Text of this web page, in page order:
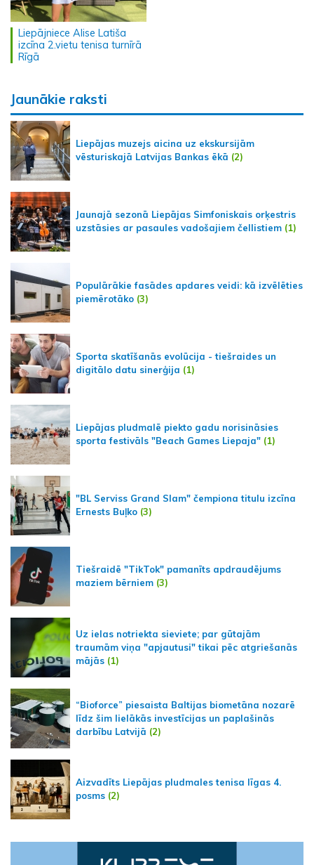
Liepājniece Alise Latiša
izcīna 2.vietu tenisa turnīrā
Rīgā
Jaunākie raksti
Liepājas muzejs aicina uz ekskursijām
vēsturiskajā Latvijas Bankas ēkā (2)
Jaunajā sezonā Liepājas Simfoniskais orķestris
uzstāsies ar pasaules vadošajiem čellistiem (1)
Populārākie fasādes apdares veidi: kā izvēlēties
piemērotāko (3)
Sporta skatīšanās evolūcija - tiešraides un
digitālo datu sinerģija (1)
Liepājas pludmalē piekto gadu norisināsies
sporta festivāls "Beach Games Liepaja" (1)
"BL Serviss Grand Slam" čempiona titulu izcīna
Ernests Buļko (3)
Tiešraidē "TikTok" pamanīts apdraudējums
maziem bērniem (3)
Uz ielas notriekta sieviete; par gūtajām
traumām viņa "apjautusi" tikai pēc atgriešanās
mājās (1)
“Bioforce” piesaista Baltijas biometāna nozarē
līdz šim lielākās investīcijas un paplašinās
darbību Latvijā (2)
Aizvadīts Liepājas pludmales tenisa līgas 4.
posms (2)